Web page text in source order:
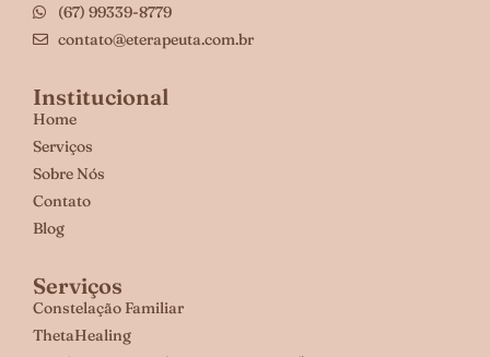
(67) 99339-8779
contato@eterapeuta.com.br
Institucional
Home
Serviços
Sobre Nós
Contato
Blog
Serviços
Constelação Familiar
ThetaHealing